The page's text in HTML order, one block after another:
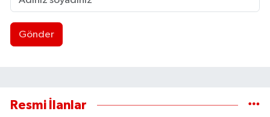
Gönder
Resmi İlanlar